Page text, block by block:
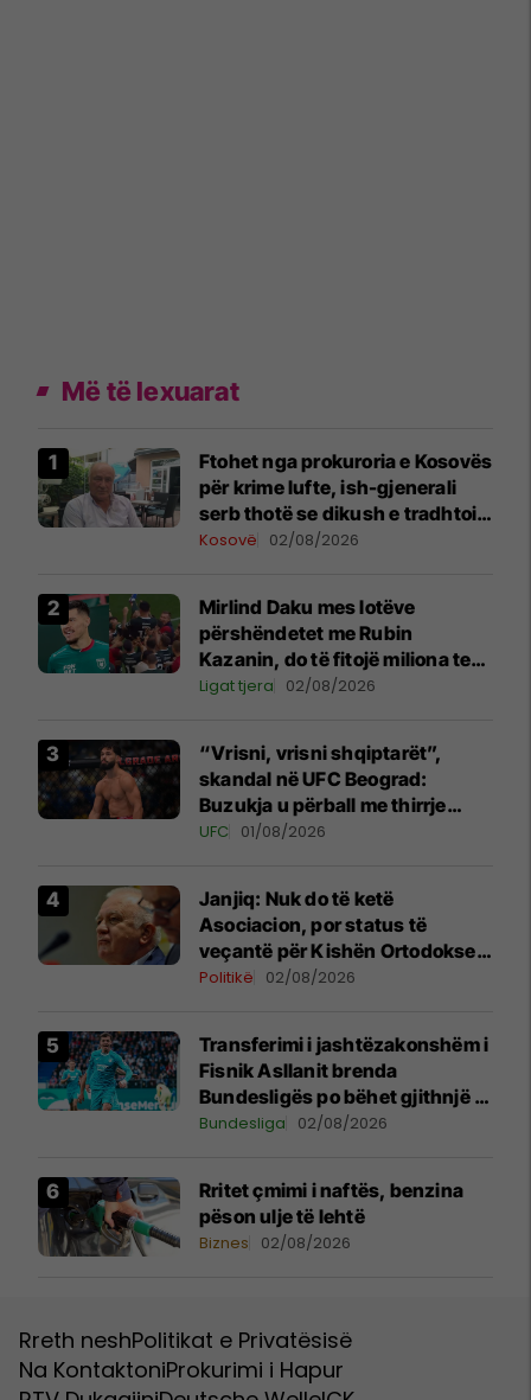
Më të lexuarat
Ftohet nga prokuroria e Kosovës
për krime lufte, ish-gjenerali
serb thotë se dikush e tradhtoi
në Beograd
Kosovë 02/08/2026
Mirlind Daku mes lotëve
përshëndetet me Rubin
Kazanin, do të fitojë miliona te
Spartak Moska
Ligat tjera 02/08/2026
“Vrisni, vrisni shqiptarët”,
skandal në UFC Beograd:
Buzukja u përball me thirrje
anti-shqiptare nga tribunat
UFC 01/08/2026
Janjiq: Nuk do të ketë
Asociacion, por status të
veçantë për Kishën Ortodokse
Serbe në Kosovë
Politikë 02/08/2026
Transferimi i jashtëzakonshëm i
Fisnik Asllanit brenda
Bundesligës po bëhet gjithnjë e
më konkret - detajet e fundit
Bundesliga 02/08/2026
Rritet çmimi i naftës, benzina
pëson ulje të lehtë
Biznes 02/08/2026
Rreth neshPolitikat e Privatësisë
Na KontaktoniProkurimi i Hapur